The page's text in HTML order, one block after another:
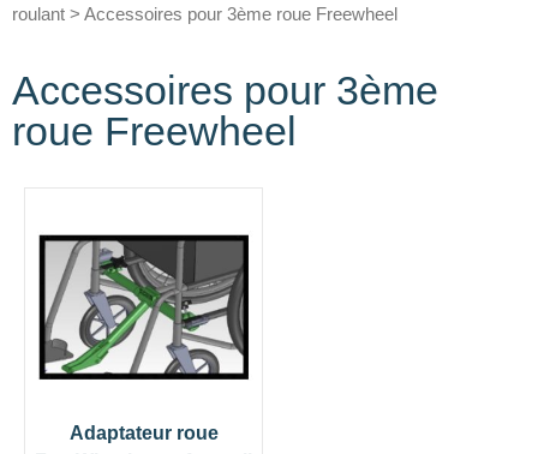
roulant > Accessoires pour 3ème roue Freewheel
Accessoires pour 3ème
roue Freewheel
Adaptateur roue